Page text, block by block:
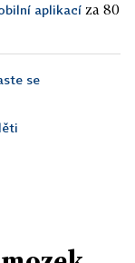
aplikací za 80
se